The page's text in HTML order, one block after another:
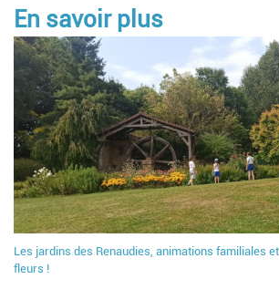
En savoir plus
Les jardins des Renaudies, animations familiales
fleurs !